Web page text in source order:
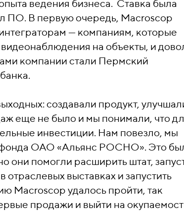
ведения бизнеса. Ставка была
ПО. В первую очередь, Macroscop
— компаниям, которые
на объекты, и
компании стали Пермский
создавали продукт,
еще не было и мы понимали, что
инвестиции. Нам повезло, мы
фонда ОАО «Альянс РОСНО». Это
они помогли расширить штат,
выставках и запустить
Macroscop удалось пройти, так
продажи и выйти на